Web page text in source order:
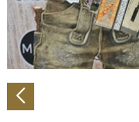
analysieren. Außerdem
Verwendung unserer
soziale Medien,
Partner führen diese
haben oder die sie im
gesammelt haben.